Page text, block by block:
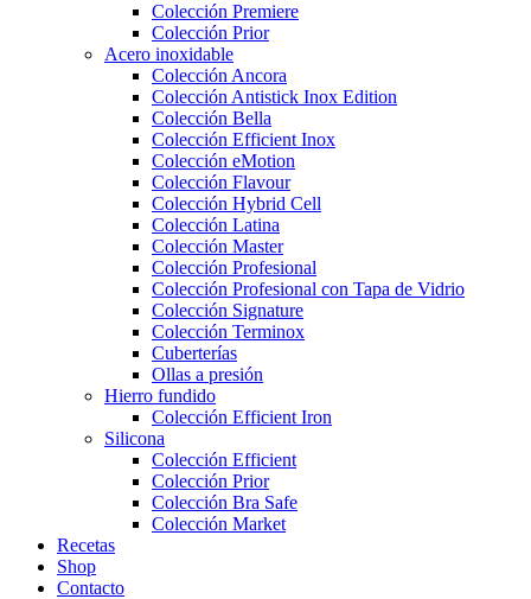
Colección Premiere
Colección Prior
Acero inoxidable
Colección Ancora
Colección Antistick Inox Edition
Colección Bella
Colección Efficient Inox
Colección eMotion
Colección Flavour
Colección Hybrid Cell
Colección Latina
Colección Master
Colección Profesional
Colección Profesional con Tapa de Vidrio
Colección Signature
Colección Terminox
Cuberterías
Ollas a presión
Hierro fundido
Colección Efficient Iron
Silicona
Colección Efficient
Colección Prior
Colección Bra Safe
Colección Market
Recetas
Shop
Contacto